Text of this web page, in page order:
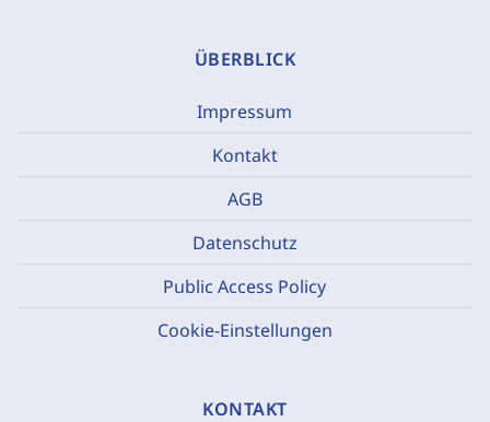
ÜBERBLICK
Impressum
Kontakt
AGB
Datenschutz
Public Access Policy
Cookie-Einstellungen
KONTAKT